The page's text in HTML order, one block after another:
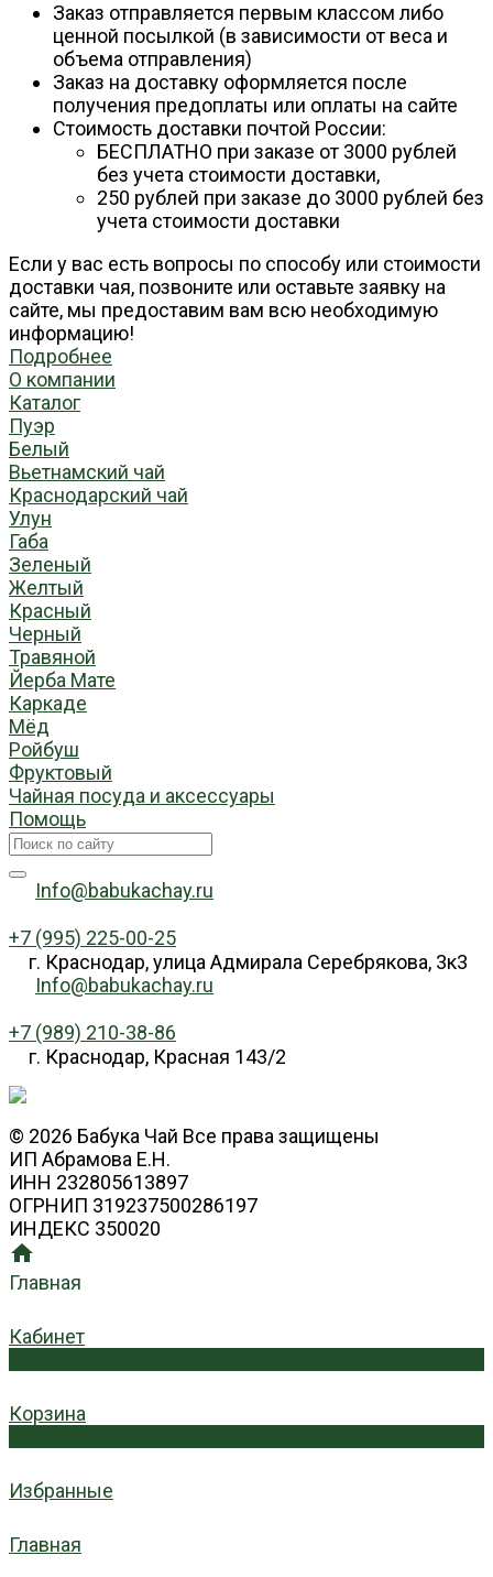
Заказ отправляется первым классом либо
ценной посылкой (в зависимости от веса и
объема отправления)
Заказ на доставку оформляется после
получения предоплаты или оплаты на сайте
Стоимость доставки почтой России:
БЕСПЛАТНО при заказе от 3000 рублей
без учета стоимости доставки,
250 рублей при заказе до 3000 рублей без
учета стоимости доставки
Если у вас есть вопросы по способу или стоимости
доставки чая, позвоните или оставьте заявку на
сайте, мы предоставим вам всю необходимую
информацию!
Подробнее
О компании
Каталог
Пуэр
Белый
Вьетнамский чай
Краснодарский чай
Улун
Габа
Зеленый
Желтый
Красный
Черный
Травяной
Йерба Мате
Каркаде
Мёд
Ройбуш
Фруктовый
Чайная посуда и аксессуары
Помощь
Info@babukachay.ru
+7 (995) 225-00-25
г. Краснодар, улица Адмирала Серебрякова, 3к3
Info@babukachay.ru
+7 (989) 210-38-86
г. Краснодар, Красная 143/2
© 2026 Бабука Чай Все права защищены
ИП Абрамова Е.Н.
ИНН 232805613897
ОГРНИП 319237500286197
ИНДЕКС 350020
Главная
Кабинет
Корзина
Избранные
Главная